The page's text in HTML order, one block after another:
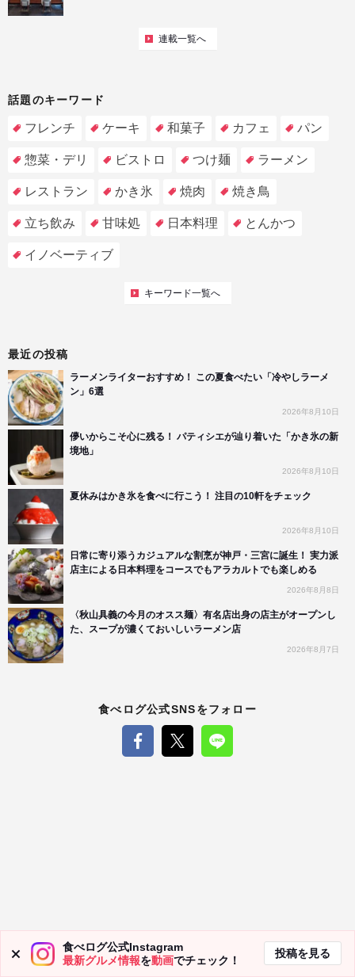
連載一覧へ
話題のキーワード
フレンチ ケーキ 和菓子 カフェ パン
惣菜・デリ ビストロ つけ麺 ラーメン
レストラン かき氷 焼肉 焼き鳥
立ち飲み 甘味処 日本料理 とんかつ
イノベーティブ
キーワード一覧へ
最近の投稿
ラーメンライターおすすめ！ この夏食べたい「冷やしラーメ
ン」6選
2026年8月10日
儚いからこそ心に残る！ パティシエが辿り着いた「かき氷の新
境地」
2026年8月10日
夏休みはかき氷を食べに行こう！ 注目の10軒をチェック
2026年8月10日
日常に寄り添うカジュアルな割烹が神戸・三宮に誕生！ 実力派
店主による日本料理をコースでもアラカルトでも楽しめる
2026年8月8日
〈秋山具義の今月のオスス麺〉有名店出身の店主がオープンし
た、スープが濃くておいしいラーメン店
2026年8月7日
食べログ公式SNSをフォロー
食べログ公式Instagram
最新グルメ情報を動画でチェック！
投稿を見る